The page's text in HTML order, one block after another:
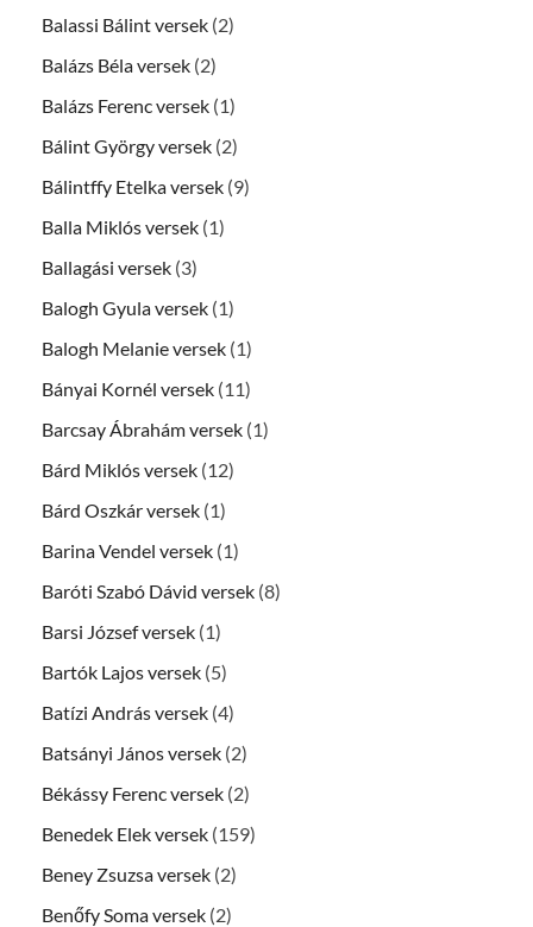
Balassi Bálint versek (2)
Balázs Béla versek (2)
Balázs Ferenc versek (1)
Bálint György versek (2)
Bálintffy Etelka versek (9)
Balla Miklós versek (1)
Ballagási versek (3)
Balogh Gyula versek (1)
Balogh Melanie versek (1)
Bányai Kornél versek (11)
Barcsay Ábrahám versek (1)
Bárd Miklós versek (12)
Bárd Oszkár versek (1)
Barina Vendel versek (1)
Baróti Szabó Dávid versek (8)
Barsi József versek (1)
Bartók Lajos versek (5)
Batízi András versek (4)
Batsányi János versek (2)
Békássy Ferenc versek (2)
Benedek Elek versek (159)
Beney Zsuzsa versek (2)
Benőfy Soma versek (2)